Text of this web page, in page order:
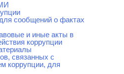
сообщений о фактах
и иные акты в
коррупции
связанных с
коррупции, для